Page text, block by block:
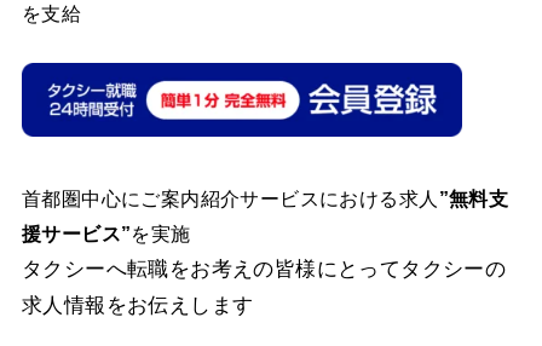
を支給
首都圏中心にご案内紹介サービスにおける求人 ”無料支
援サービス”を実施
タクシーへ転職をお考えの皆様にとってタクシーの
求人情報をお伝えします